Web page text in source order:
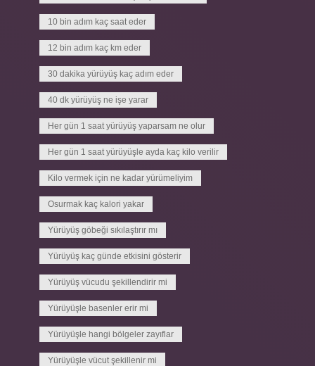
10 bin adım kaç saat eder
12 bin adım kaç km eder
30 dakika yürüyüş kaç adım eder
40 dk yürüyüş ne işe yarar
Her gün 1 saat yürüyüş yaparsam ne olur
Her gün 1 saat yürüyüşle ayda kaç kilo verilir
Kilo vermek için ne kadar yürümeliyim
Osurmak kaç kalori yakar
Yürüyüş göbeği sıkılaştırır mı
Yürüyüş kaç günde etkisini gösterir
Yürüyüş vücudu şekillendirir mi
Yürüyüşle basenler erir mi
Yürüyüşle hangi bölgeler zayıflar
Yürüyüşle vücut şekillenir mi